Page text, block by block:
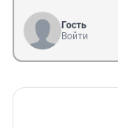
Гость
Войти